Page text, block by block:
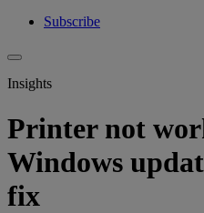
Subscribe
Insights
Printer not
Windows
fix